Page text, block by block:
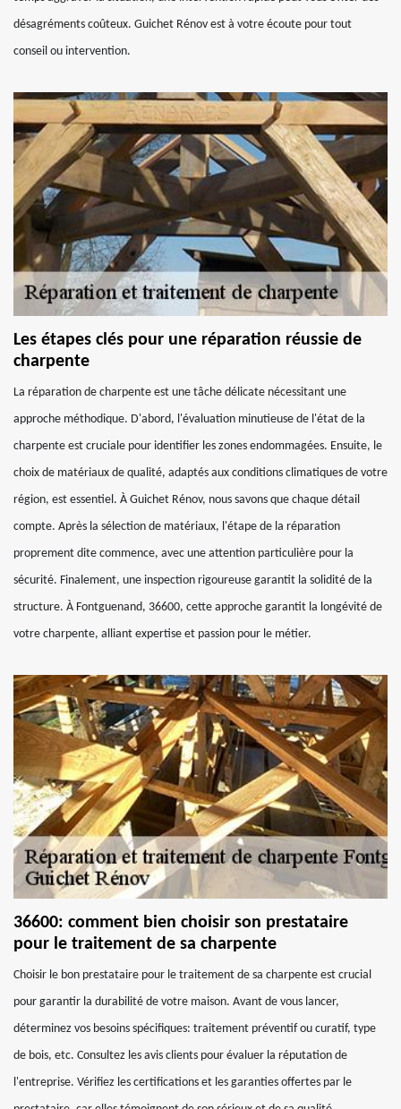
désagréments coûteux. Guichet Rénov est à votre écoute pour tout
conseil ou intervention.
Les étapes clés pour une réparation réussie de
charpente
La réparation de charpente est une tâche délicate nécessitant une
approche méthodique. D'abord, l'évaluation minutieuse de l'état de la
charpente est cruciale pour identifier les zones endommagées. Ensuite, le
choix de matériaux de qualité, adaptés aux conditions climatiques de votre
région, est essentiel. À Guichet Rénov, nous savons que chaque détail
compte. Après la sélection de matériaux, l'étape de la réparation
proprement dite commence, avec une attention particulière pour la
sécurité. Finalement, une inspection rigoureuse garantit la solidité de la
structure. À Fontguenand, 36600, cette approche garantit la longévité de
votre charpente, alliant expertise et passion pour le métier.
36600: comment bien choisir son prestataire
pour le traitement de sa charpente
Choisir le bon prestataire pour le traitement de sa charpente est crucial
pour garantir la durabilité de votre maison. Avant de vous lancer,
déterminez vos besoins spécifiques: traitement préventif ou curatif, type
de bois, etc. Consultez les avis clients pour évaluer la réputation de
l'entreprise. Vérifiez les certifications et les garanties offertes par le